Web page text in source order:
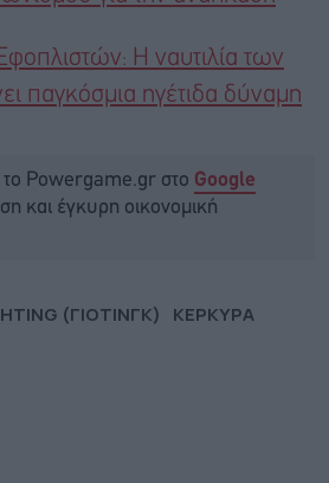
Η ναυτιλία των
παγκόσμια ηγέτιδα δύναμη
Powergame.gr στο Google
και έγκυρη οικονομική
(ΓΙΟΤΙΝΓΚ)
ΚΕΡΚΥΡΑ